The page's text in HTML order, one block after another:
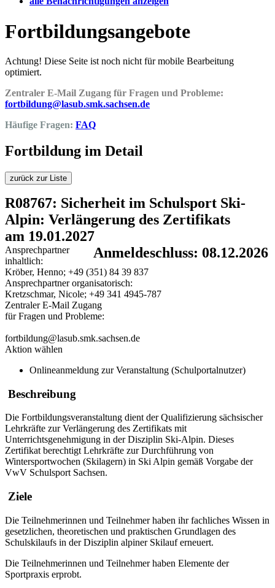
Fortbildungsangebote
Achtung! Diese Seite ist noch nicht für mobile Bearbeitung
optimiert.
Zentraler E-Mail Zugang für Fragen und Probleme:
fortbildung@lasub.smk.sachsen.de
Häufige Fragen: FAQ
Fortbildung im Detail
zurück zur Liste
R08767: Sicherheit im Schulsport Ski-
Alpin: Verlängerung des Zertifikats
am 19.01.2027
Anmeldeschluss: 08.12.2026
Ansprechpartner
inhaltlich:
Kröber, Henno; +49 (351) 84 39 837
Ansprechpartner organisatorisch:
Kretzschmar, Nicole; +49 341 4945-787
Zentraler E-Mail Zugang
für Fragen und Probleme:
fortbildung@lasub.smk.sachsen.de
Aktion wählen
Onlineanmeldung zur Veranstaltung (Schulportalnutzer)
Beschreibung
Die Fortbildungsveranstaltung dient der Qualifizierung sächsischer
Lehrkräfte zur Verlängerung des Zertifikats mit
Unterrichtsgenehmigung in der Disziplin Ski-Alpin. Dieses
Zertifikat berechtigt Lehrkräfte zur Durchführung von
Wintersportwochen (Skilagern) in Ski Alpin gemäß Vorgabe der
VwV Schulsport Sachsen.
Ziele
Die Teilnehmerinnen und Teilnehmer haben ihr fachliches Wissen in
gesetzlichen, theoretischen und praktischen Grundlagen des
Schulskilaufs in der Disziplin alpiner Skilauf erneuert.
Die Teilnehmerinnen und Teilnehmer haben Elemente der
Sportpraxis erprobt.